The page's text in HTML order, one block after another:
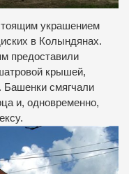
украшением
в Колындянах.
предоставили
крышей,
Башенки смягчали
и, одновременно,